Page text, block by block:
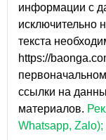
информации с
исключительно
текста
https://
ссылки на
материалов.
Whatsapp,